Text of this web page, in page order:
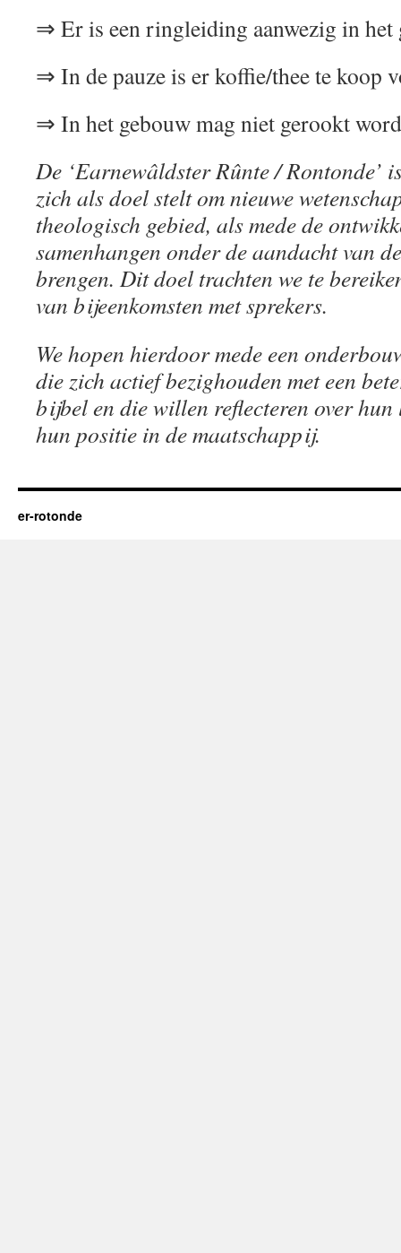
⇒ Er is een ringleiding aanwezig in het
⇒ In de pauze is er koffie/thee te koop
⇒ In het gebouw mag niet gerookt
De ‘Earnewâldster Rûnte / Rontonde’
zich als doel stelt om nieuwe
theologisch gebied, als mede de
samenhangen onder de aandacht van
brengen. Dit doel trachten we te
van bijeenkomsten met sprekers.
We hopen hierdoor mede een
die zich actief bezighouden met een
bijbel en die willen reflecteren over hun
hun positie in de maatschappij.
er-rotonde